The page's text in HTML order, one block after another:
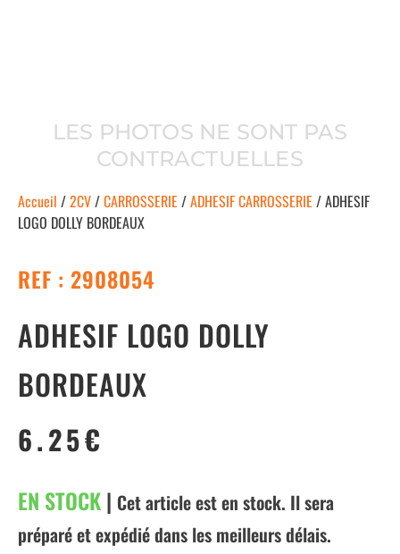
LES PHOTOS NE SONT PAS
CONTRACTUELLES
Accueil /2CV/CARROSSERIE /ADHESIF CARROSSERIE / ADHESIF
LOGO DOLLY BORDEAUX
REF : 2908054
ADHESIF LOGO DOLLY
BORDEAUX
6.25€
EN STOCK| Cet article est en stock. Il sera
préparé et expédié dans les meilleurs délais.